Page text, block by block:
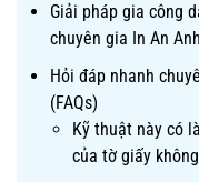
Giải pháp gia công
chuyên gia In An Anh
Hỏi đáp nhanh
(FAQs)
Kỹ thuật này có
của tờ giấy